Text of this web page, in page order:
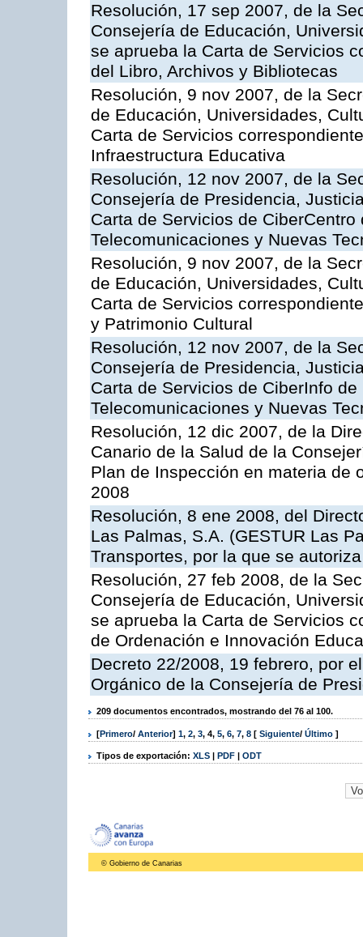
Resolución, 17 sep 2007, de la
Consejería de Educación,
se aprueba la Carta de Servicios
del Libro, Archivos y Bibliotecas
Resolución, 9 nov 2007, de la
de Educación, Universidades,
Carta de Servicios
Infraestructura Educativa
Resolución, 12 nov 2007, de la
Consejería de Presidencia,
Carta de Servicios de
Telecomunicaciones y Nuevas
Resolución, 9 nov 2007, de la
de Educación, Universidades,
Carta de Servicios
y Patrimonio Cultural
Resolución, 12 nov 2007, de la
Consejería de Presidencia,
Carta de Servicios de CiberInfo
Telecomunicaciones y Nuevas
Resolución, 12 dic 2007, de la
Canario de la Salud de la
Plan de Inspección en materia de
2008
Resolución, 8 ene 2008, del
Las Palmas, S.A. (GESTUR Las
Transportes, por la que se
Resolución, 27 feb 2008, de la
Consejería de Educación,
se aprueba la Carta de Servicios
de Ordenación e Innovación
Decreto 22/2008, 19 febrero, por
Orgánico de la Consejería de
209 documentos encontrados, mostrando del 76 al 100.
[Primero/ Anterior] 1, 2, 3, 4, 5, 6, 7, 8 [ Siguiente/ Último ]
Tipos de exportación: XLS | PDF | ODT
© Gobierno de Canarias